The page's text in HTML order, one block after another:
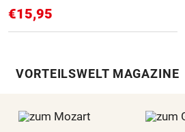
€15,95
VORTEILSWELT MAGAZINE